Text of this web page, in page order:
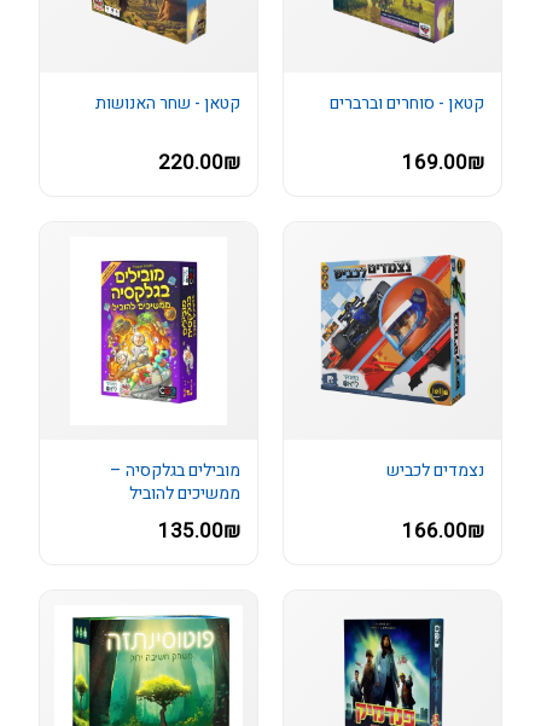
קטאן - סוחרים וברברים
169.00₪
קטאן - שחר האנושות
220.00₪
נצמדים לכביש
166.00₪
מובילים בגלקסיה –
ממשיכים להוביל
135.00₪